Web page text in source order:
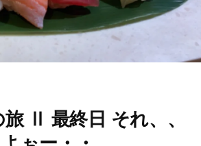
Ⅱ 最終日 それ、、